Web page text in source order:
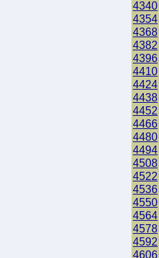
4340
4354
4368
4382
4396
4410
4424
4438
4452
4466
4480
4494
4508
4522
4536
4550
4564
4578
4592
4606